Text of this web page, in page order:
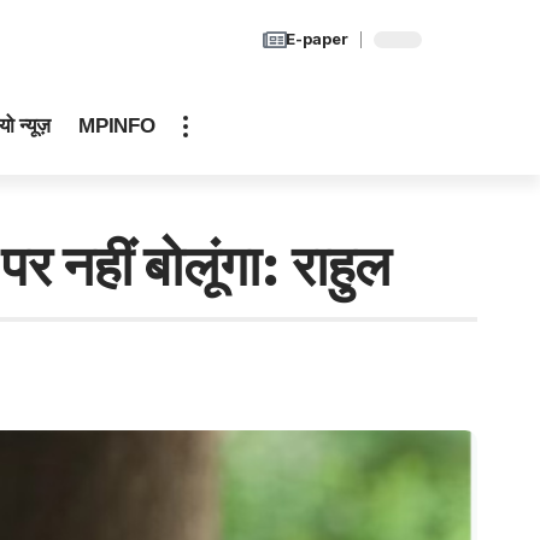
E-paper
न्यूज़ MPINFO
नहीं बोलूंगा: राहुल